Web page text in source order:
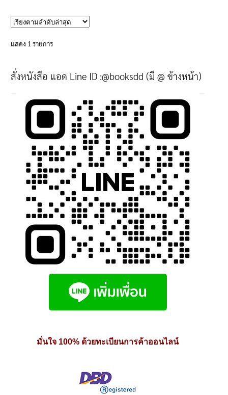
may
chosen
on
the
product
page
แสดง 1 รายการ
สั่งหนังสือ แอด Line ID :@booksdd (มี @ ข้างหน้า)
มั่นใจ 100% ด้วยทะเบียนการค้าออนไลน์